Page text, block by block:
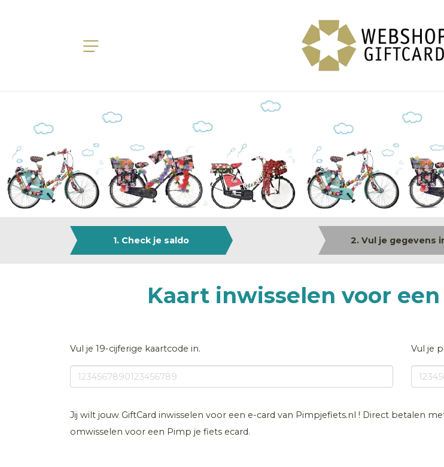
1. Check je saldo 2. Vul je gegevens
Kaart inwisselen voor
Vul je 19-cijferige kaartcode in. Vul je
Jij wilt jouw GiftCard inwisselen voor een e-card van Pimpjefiets.nl ! Direct betalen
omwisselen voor een Pimp je fiets ecard.